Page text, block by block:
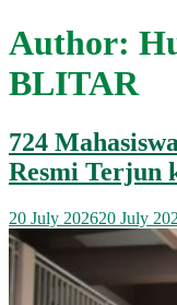
Author:
BLITAR
724
Resmi Terjun
20 July 202620 July